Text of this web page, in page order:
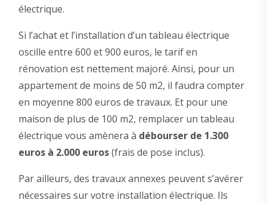
électrique.
Si l’achat et l’installation d’un tableau électrique
oscille entre 600 et 900 euros, le tarif en
rénovation est nettement majoré. Ainsi, pour un
appartement de moins de 50 m2, il faudra compter
en moyenne 800 euros de travaux. Et pour une
maison de plus de 100 m2, remplacer un tableau
électrique vous amènera à débourser de 1.300
euros à 2.000 euros(frais de pose inclus).
Par ailleurs, des travaux annexes peuvent s’avérer
nécessaires sur votre installation électrique. Ils